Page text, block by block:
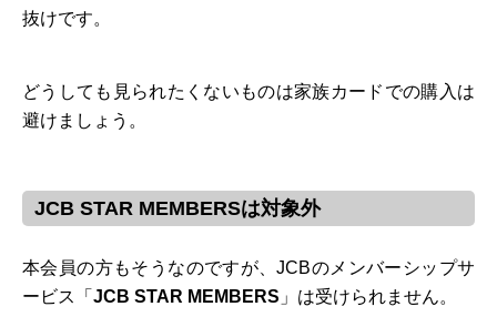
抜けです。
どうしても見られたくないものは家族カードでの購入は
避けましょう。
JCB STAR MEMBERSは対象外
本会員の方もそうなのですが、JCBのメンバーシップサ
ービス「 JCB STAR MEMBERS 」は受けられません。